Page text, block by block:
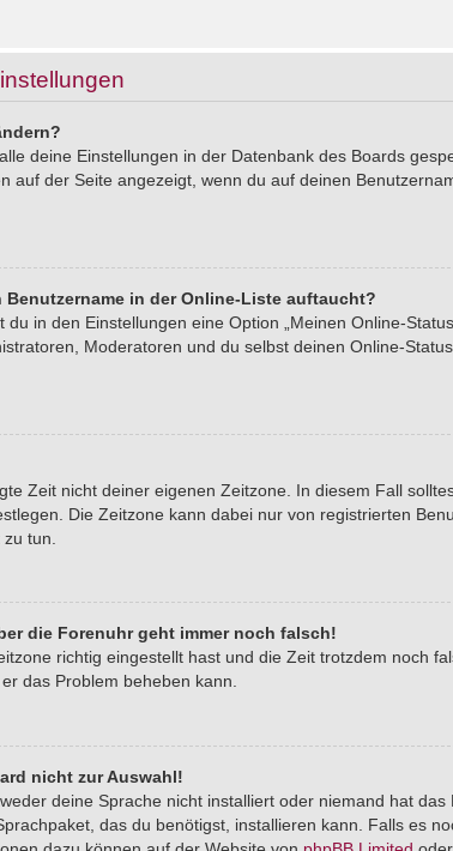
deine Einstellungen in der Datenbank des Boards
auf der Seite angezeigt, wenn du auf deinen
in der Online-Liste auftaucht?
in den Einstellungen eine Option „Meinen Online-
Moderatoren und du selbst deinen Online-
Zeit nicht deiner eigenen Zeitzone. In diesem Fall
Die Zeitzone kann dabei nur von registrierten
tun.
die Forenuhr geht immer noch falsch!
richtig eingestellt hast und die Zeit trotzdem noch
das Problem beheben kann.
nicht zur Auswahl!
deine Sprache nicht installiert oder niemand hat
das du benötigst, installieren kann. Falls es